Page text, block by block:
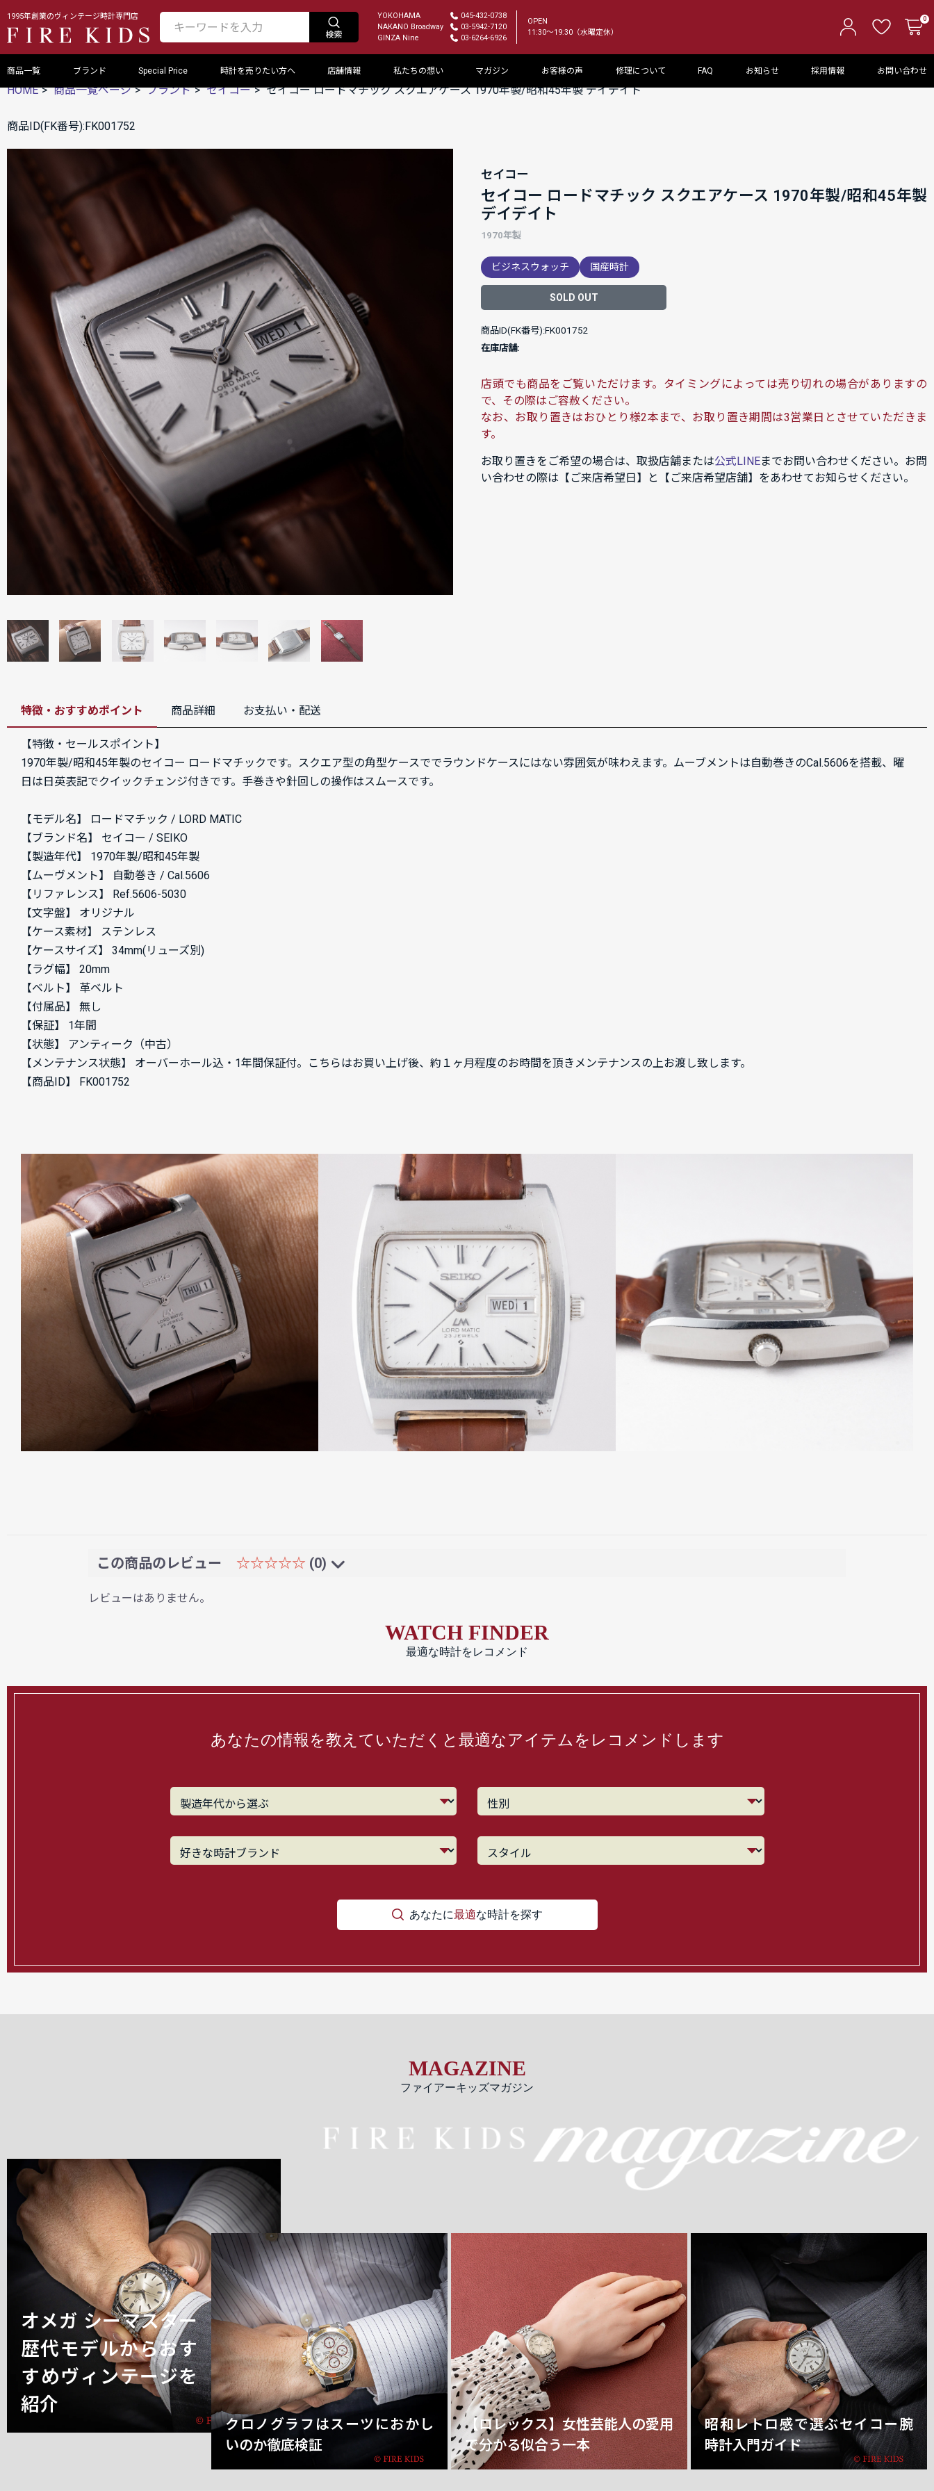
1995年創業のヴィンテージ時計専門店 YOKOHAMA
045-432-0738
NAKANO Broadway
03-5942-7120
GINZA Nine
03-6264-6926
OPEN
11:30～19:30（水曜定休）
0
商品一覧 ブランド Special Price 時計を売りたい方へ 店舗情報 私たちの想い マガジン お客様の声 修理について FAQ お知らせ 採用情報 お問い合わせ
HOME 商品一覧ページ ブランド セイコー セイコー ロードマチック スクエアケース 1970年製/昭和45年製 デイデイト
商品ID(FK番号):FK001752
セイコー
セイコー ロードマチック スクエアケース 1970年製/昭和45年製
デイデイト
1970年製
ビジネスウォッチ 国産時計
SOLD OUT
商品ID(FK番号):FK001752
在庫店舗:
店頭でも商品をご覧いただけます。タイミングによっては売り切れの場合がありますの
で、その際はご容赦ください。
なお、お取り置きはおひとり様2本まで、お取り置き期間は3営業日とさせていただきま
す。
お取り置きをご希望の場合は、取扱店舗または公式LINEまでお問い合わせください。お問
い合わせの際は【ご来店希望日】と【ご来店希望店舗】をあわせてお知らせください。
特徴・おすすめポイント 商品詳細 お支払い・配送
【特徴・セールスポイント】
1970年製/昭和45年製のセイコー ロードマチックです。スクエア型の角型ケースででラウンドケースにはない雰囲気が味わえます。ムーブメントは自動巻きのCal.5606を搭載、曜
日は日英表記でクイックチェンジ付きです。手巻きや針回しの操作はスムースです。
【モデル名】 ロードマチック / LORD MATIC
【ブランド名】 セイコー / SEIKO
【製造年代】 1970年製/昭和45年製
【ムーヴメント】 自動巻き / Cal.5606
【リファレンス】 Ref.5606-5030
【文字盤】 オリジナル
【ケース素材】 ステンレス
【ケースサイズ】 34mm(リューズ別)
【ラグ幅】 20mm
【ベルト】 革ベルト
【付属品】 無し
【保証】 1年間
【状態】 アンティーク（中古）
【メンテナンス状態】 オーバーホール込・1年間保証付。こちらはお買い上げ後、約１ヶ月程度のお時間を頂きメンテナンスの上お渡し致します。
【商品ID】 FK001752
この商品のレビュー ☆☆☆☆☆ (0)
レビューはありません。
WATCH FINDER
最適な時計をレコメンド
あなたの情報を教えていただくと最適なアイテムをレコメンドします
あなたに最適な時計を探す
MAGAZINE
ファイアーキッズマガジン
オメガ シーマスター
歴代モデルからおす
すめヴィンテージを
紹介
クロノグラフはスーツにおかし
いのか徹底検証
【ロレックス】女性芸能人の愛用
で分かる似合う一本
昭和レトロ感で選ぶセイコー腕
時計入門ガイド